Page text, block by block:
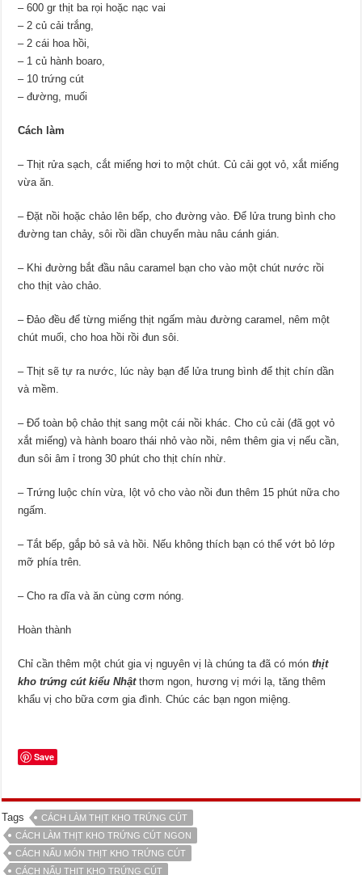
– 600 gr thịt ba rọi hoặc nạc vai
– 2 củ cải trắng,
– 2 cái hoa hồi,
– 1 củ hành boaro,
– 10 trứng cút
– đường, muối
Cách làm
– Thịt rửa sạch, cắt miếng hơi to một chút. Củ cải gọt vỏ, xắt miếng
vừa ăn.
– Đặt nồi hoặc chảo lên bếp, cho đường vào. Để lửa trung bình cho
đường tan chảy, sôi rồi dần chuyển màu nâu cánh gián.
– Khi đường bắt đầu nâu caramel bạn cho vào một chút nước rồi
cho thịt vào chảo.
– Đảo đều để từng miếng thịt ngấm màu đường caramel, nêm một
chút muối, cho hoa hồi rồi đun sôi.
– Thịt sẽ tự ra nước, lúc này bạn để lửa trung bình để thịt chín dần
và mềm.
– Đổ toàn bộ chảo thịt sang một cái nồi khác. Cho củ cải (đã gọt vỏ
xắt miếng) và hành boaro thái nhỏ vào nồi, nêm thêm gia vị nếu cần,
đun sôi âm ỉ trong 30 phút cho thịt chín nhừ.
– Trứng luộc chín vừa, lột vỏ cho vào nồi đun thêm 15 phút nữa cho
ngấm.
– Tắt bếp, gắp bỏ sả và hồi. Nếu không thích bạn có thể vớt bỏ lớp
mỡ phía trên.
– Cho ra dĩa và ăn cùng cơm nóng.
Hoàn thành
Chỉ cần thêm một chút gia vị nguyên vị là chúng ta đã có mónthịt
kho trứng cút kiểu Nhậtthơm ngon, hương vị mới lạ, tăng thêm
khẩu vị cho bữa cơm gia đình. Chúc các bạn ngon miệng.
Save
Tags
CÁCH LÀM THỊT KHO TRỨNG CÚT
CÁCH LÀM THỊT KHO TRỨNG CÚT NGON
CÁCH NẤU MÓN THỊT KHO TRỨNG CÚT
CÁCH NẤU THỊT KHO TRỨNG CÚT